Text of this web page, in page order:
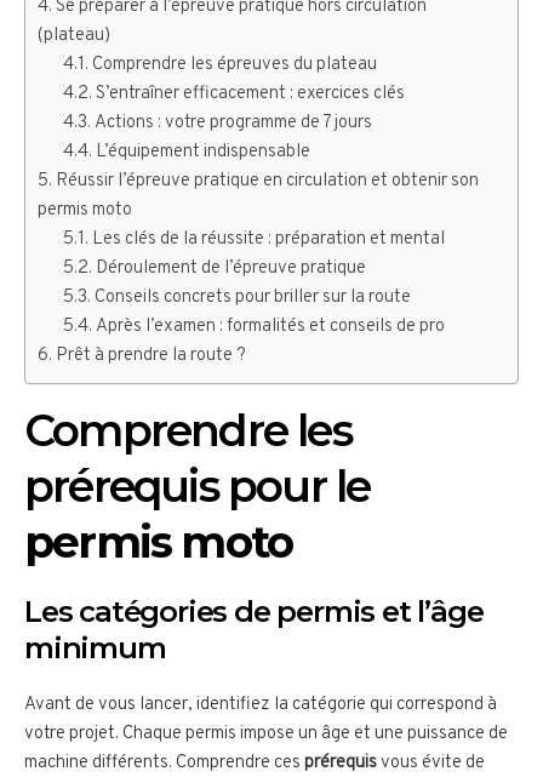
Se préparer à l’épreuve pratique hors circulation
(plateau)
Comprendre les épreuves du plateau
S’entraîner efficacement : exercices clés
Actions : votre programme de 7 jours
L’équipement indispensable
Réussir l’épreuve pratique en circulation et obtenir son
permis moto
Les clés de la réussite : préparation et mental
Déroulement de l’épreuve pratique
Conseils concrets pour briller sur la route
Après l’examen : formalités et conseils de pro
Prêt à prendre la route ?
Comprendre les
prérequis pour le
permis moto
Les catégories de permis et l’âge
minimum
Avant de vous lancer, identifiez la catégorie qui correspond à
votre projet. Chaque permis impose un âge et une puissance de
machine différents. Comprendre ces prérequisvous évite de